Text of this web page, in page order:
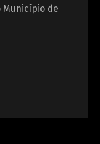
Município de